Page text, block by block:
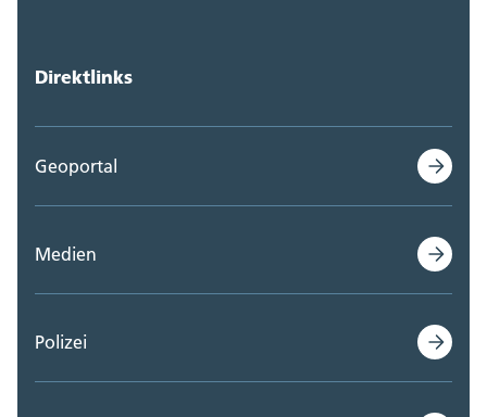
Direktlinks
Geoportal
Medien
Polizei